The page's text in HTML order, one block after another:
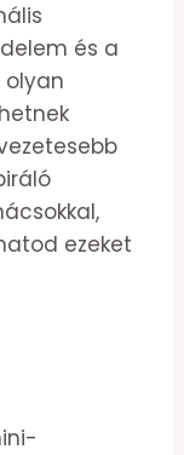
és a
ezeket